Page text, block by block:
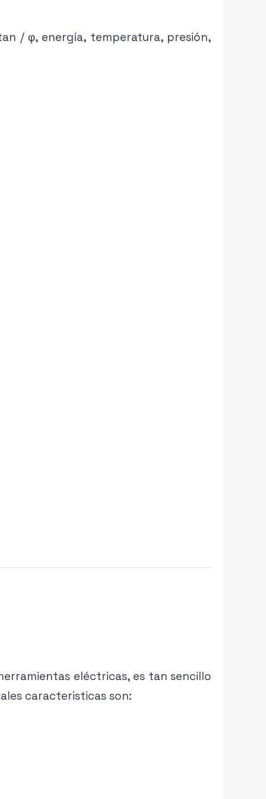
/ φ, energía, temperatura, presión,
eléctricas, es tan sencillo
caracteristicas son: